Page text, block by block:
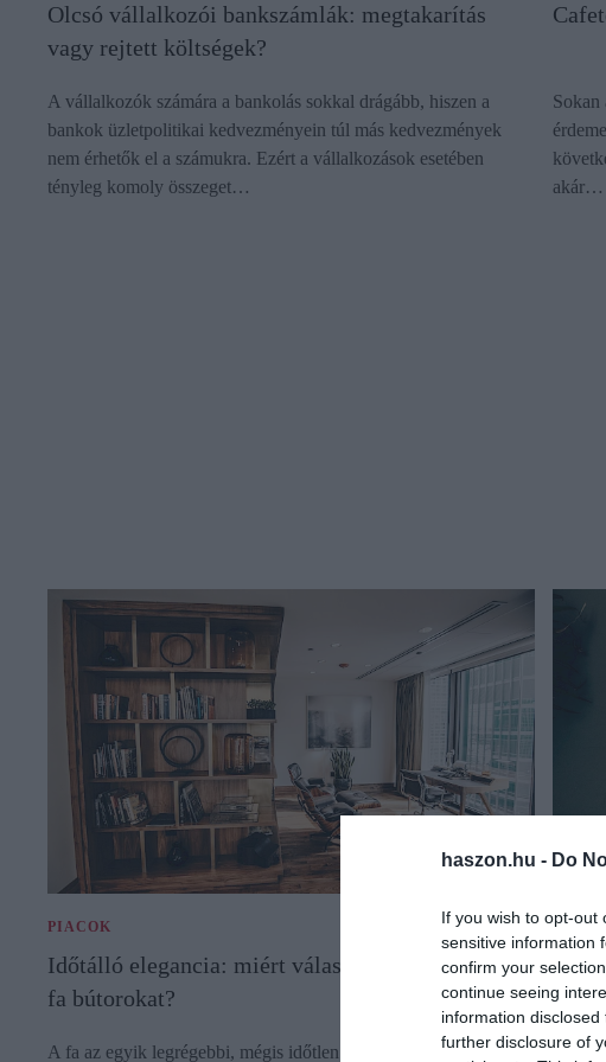
haszon.hu - Do
If you wish to opt-out
sensitive information
confirm your
continue seeing
information
further disclosure of
Olcsó vállalkozói bankszámlák: megtakarítás
vagy rejtett költségek?
A vállalkozók számára a bankolás sokkal drágább, hiszen a
bankok üzletpolitikai kedvezményein túl más kedvezmények
nem érhetők el a számukra. Ezért a vállalkozások esetében
tényleg komoly összeget…
Sokan
akár…
PIACOK
Időtálló elegancia: miért válasszunk természetes
fa bútorokat?
A fa az egyik legrégebbi, mégis időtlen anyag, ami mindig is